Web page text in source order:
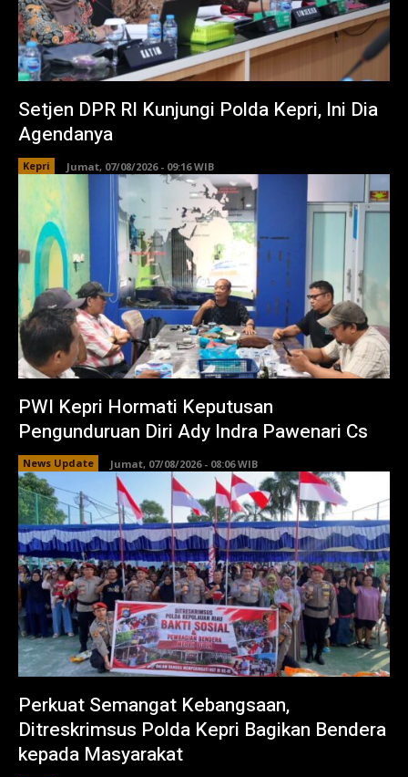
Setjen DPR RI Kunjungi Polda Kepri, Ini Dia
Agendanya
Kepri Jumat, 07/08/2026 - 09:16 WIB
PWI Kepri Hormati Keputusan
Pengunduruan Diri Ady Indra Pawenari Cs
News Update Jumat, 07/08/2026 - 08:06 WIB
Perkuat Semangat Kebangsaan,
Ditreskrimsus Polda Kepri Bagikan Bendera
kepada Masyarakat